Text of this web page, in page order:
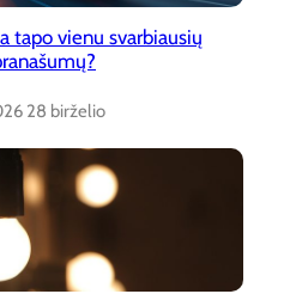
tapo vienu svarbiausių
28 birželio